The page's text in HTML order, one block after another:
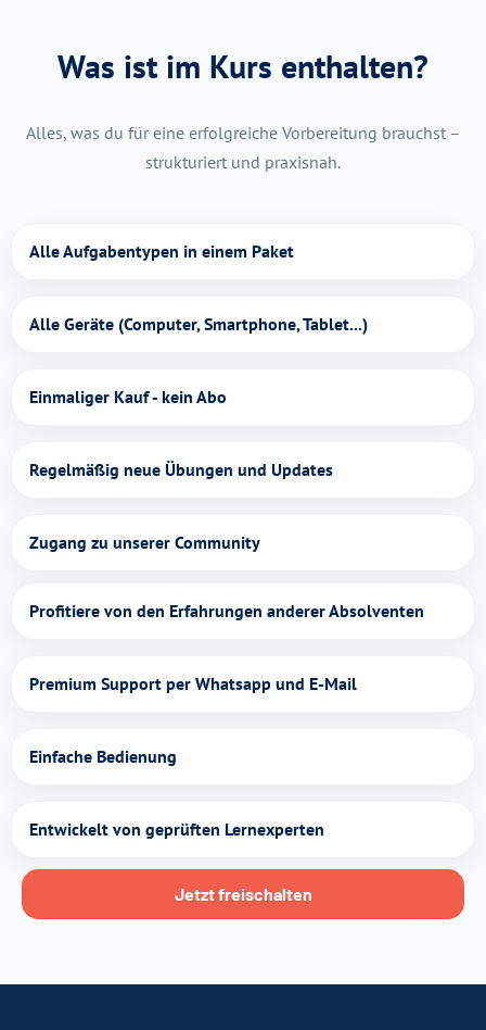
Was ist im Kurs enthalten?
Alles, was du für eine erfolgreiche Vorbereitung brauchst –
strukturiert und praxisnah.
Alle Aufgabentypen in einem Paket
Alle Geräte (Computer, Smartphone, Tablet...)
Einmaliger Kauf - kein Abo
Regelmäßig neue Übungen und Updates
Zugang zu unserer Community
Profitiere von den Erfahrungen anderer Absolventen
Premium Support per Whatsapp und E-Mail
Einfache Bedienung
Entwickelt von geprüften Lernexperten
Jetzt freischalten